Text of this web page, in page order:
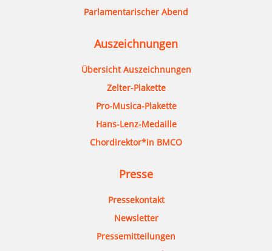
Parlamentarischer Abend
Auszeichnungen
Übersicht Auszeichnungen
Zelter-Plakette
Pro-Musica-Plakette
Hans-Lenz-Medaille
Chordirektor*in BMCO
Presse
Pressekontakt
Newsletter
Pressemitteilungen